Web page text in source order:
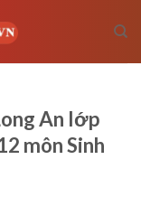
An lớp
môn Sinh